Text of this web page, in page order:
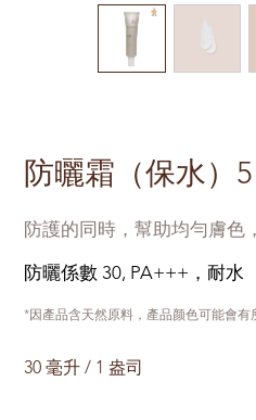
防曬霜（保水）5
防護的同時，幫助均勻膚色
防曬係數 30, PA+++，耐水
*因產品含天然原料，產品颜色可能會有
30 毫升 / 1 盎司